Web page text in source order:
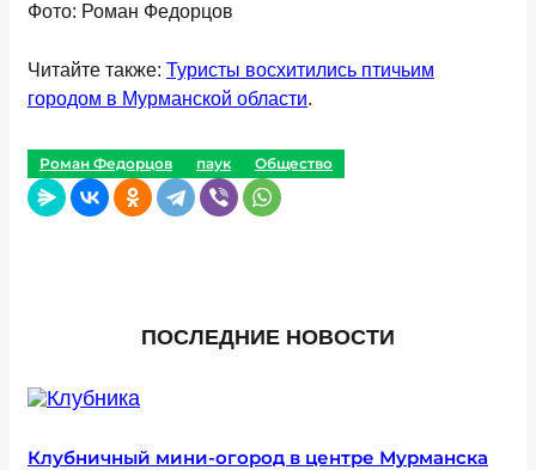
Фото: Роман Федорцов
Читайте также: Туристы восхитились птичьим
городом в Мурманской области.
Роман Федорцов паук Общество
ПОСЛЕДНИЕ НОВОСТИ
Клубничный мини-огород в центре Мурманска